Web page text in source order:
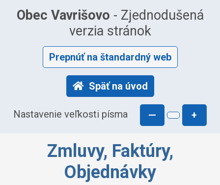
Obec Vavrišovo - Zjednodušená
verzia stránok
Prepnúť na štandardný web
Späť na úvod
Nastavenie veľkosti písma — +
Zmluvy, Faktúry,
Objednávky